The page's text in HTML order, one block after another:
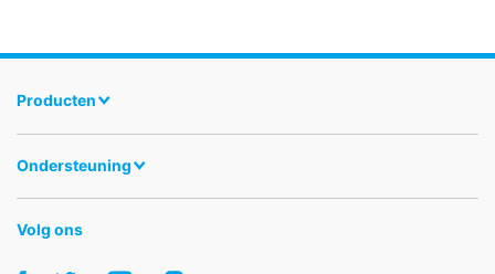
Producten
Ondersteuning
Volg ons